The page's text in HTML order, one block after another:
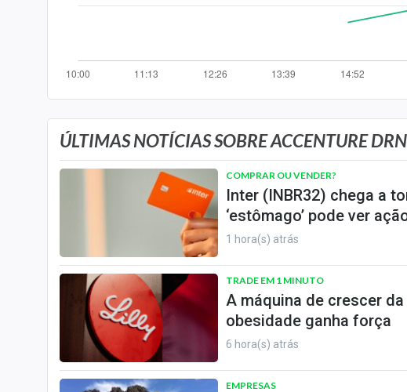
Expediente
Contato
ÚLTIMAS NOTÍCIAS SOBRE ACCENTURE
COMPRAR OU VENDER?
Inter (INBR32) chega a
‘estômago’ pode ver
1 hora(s) atrás
TRADE EM 1 MINUTO
A máquina de crescer
obesidade ganha força
6 hora(s) atrás
EMPRESAS